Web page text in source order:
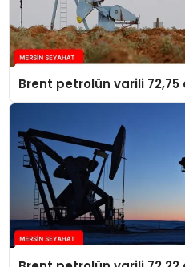
Brent petrolün varili